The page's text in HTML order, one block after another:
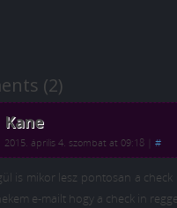
(2)
Kane
2015. április 4. szombat at 09:18 #
is mikor lesz pontosan a
e-mailt hogy a check in